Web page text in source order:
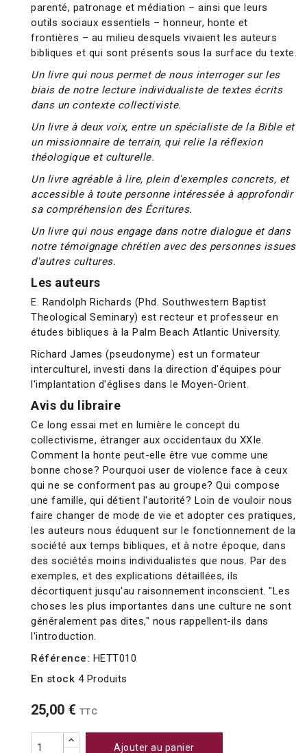
parenté, patronage et médiation – ainsi que leurs
outils sociaux essentiels – honneur, honte et
frontières – au milieu desquels vivaient les auteurs
bibliques et qui sont présents sous la surface du texte.
Un livre qui nous permet de nous interroger sur les
biais de notre lecture individualiste de textes écrits
dans un contexte collectiviste.
Un livre à deux voix, entre un spécialiste de la Bible et
un missionnaire de terrain, qui relie la réflexion
théologique et culturelle.
Un livre agréable à lire, plein d'exemples concrets, et
accessible à toute personne intéressée à approfondir
sa compréhension des Écritures.
Un livre qui nous engage dans notre dialogue et dans
notre témoignage chrétien avec des personnes issues
d'autres cultures.
Les auteurs
E. Randolph Richards (Phd. Southwestern Baptist
Theological Seminary) est recteur et professeur en
études bibliques à la Palm Beach Atlantic University.
Richard James (pseudonyme) est un formateur
interculturel, investi dans la direction d'équipes pour
l'implantation d'églises dans le Moyen-Orient.
Avis du libraire
Ce long essai met en lumière le concept du
collectivisme, étranger aux occidentaux du XXIe.
Comment la honte peut-elle être vue comme une
bonne chose? Pourquoi user de violence face à ceux
qui ne se conforment pas au groupe? Qui compose
une famille, qui détient l'autorité? Loin de vouloir nous
faire changer de mode de vie et adopter ces pratiques,
les auteurs nous éduquent sur le fonctionnement de la
société aux temps bibliques, et à notre époque, dans
des sociétés moins individualistes que nous. Par des
exemples, et des explications détaillées, ils
décortiquent jusqu'au raisonnement inconscient. "Les
choses les plus importantes dans une culture ne sont
généralement pas dites," nous rappellent-ils dans
l'introduction.
Référence: HETT010
En stock 4 Produits
25,00 € TTC
Ajouter au panier